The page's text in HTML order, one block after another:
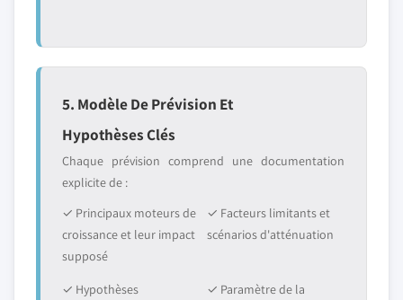
5. Modèle De Prévision Et
Hypothèses Clés
Chaque prévision comprend une documentation
explicite de :
✓ Principaux moteurs de
croissance et leur impact
supposé
✓ Facteurs limitants et
scénarios d'atténuation
✓ Hypothèses
✓ Paramètre de la